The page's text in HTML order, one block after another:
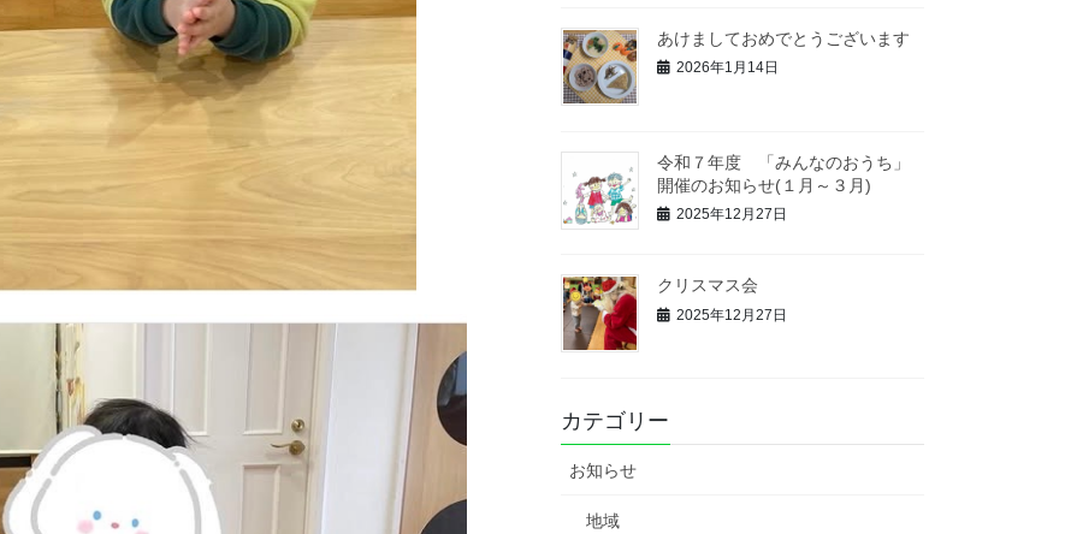
あけましておめでとうございます
2026年1月14日
令和７年度 「みんなのおうち」
開催のお知らせ(１月～３月)
2025年12月27日
クリスマス会
2025年12月27日
カテゴリー
お知らせ
地域